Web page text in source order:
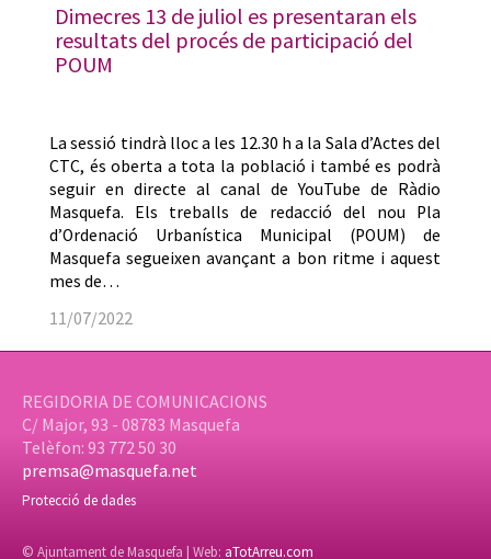
Dimecres 13 de juliol es presentaran els
resultats del procés de participació del
POUM
La sessió tindrà lloc a les 12.30 h a la Sala d’Actes del
CTC, és oberta a tota la població i també es podrà
seguir en directe al canal de YouTube de Ràdio
Masquefa. Els treballs de redacció del nou Pla
d’Ordenació Urbanística Municipal (POUM) de
Masquefa segueixen avançant a bon ritme i aquest
mes de…
11/07/2022
REGIDORIA DE COMUNICACIONS
C/ Major, 93 - 08783 Masquefa
Telèfon: 93 772 50 30
premsa@masquefa.net
Protecció de dades
© Ajuntament de Masquefa | Web: aTotArreu.com